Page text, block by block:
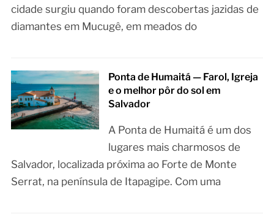
cidade surgiu quando foram descobertas jazidas de
diamantes em Mucugê, em meados do
Ponta de Humaitá — Farol, Igreja
e o melhor pôr do sol em
Salvador
A Ponta de Humaitá é um dos
lugares mais charmosos de
Salvador, localizada próxima ao Forte de Monte
Serrat, na península de Itapagipe. Com uma